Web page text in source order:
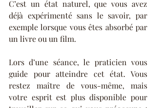
C’est un état naturel, que vous avez
déjà expérimenté sans le savoir, par
exemple lorsque vous êtes absorbé par
un livre ou un film.
Lors d’une séance, le praticien vous
guide pour atteindre cet état. Vous
restez maître de vous-même, mais
votre esprit est plus disponible pour